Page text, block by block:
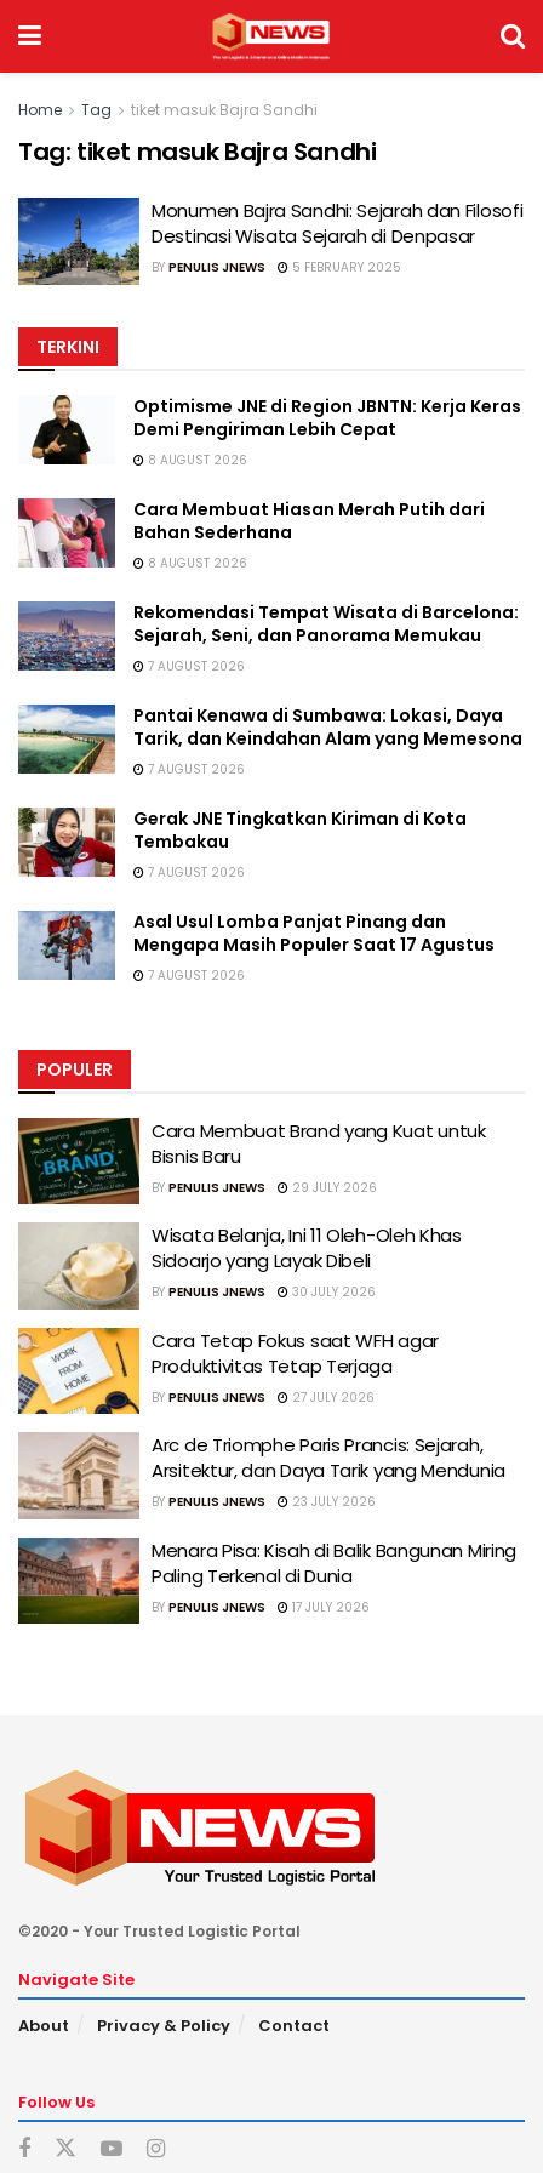
Home Tag tiket masuk Bajra Sandhi
Tag: tiket masuk Bajra Sandhi
Monumen Bajra Sandhi: Sejarah dan Filosofi
Destinasi Wisata Sejarah di Denpasar
BY PENULIS JNEWS 5 FEBRUARY 2025
TERKINI
Optimisme JNE di Region JBNTN: Kerja Keras
Demi Pengiriman Lebih Cepat
8 AUGUST 2026
Cara Membuat Hiasan Merah Putih dari
Bahan Sederhana
8 AUGUST 2026
Rekomendasi Tempat Wisata di Barcelona:
Sejarah, Seni, dan Panorama Memukau
7 AUGUST 2026
Pantai Kenawa di Sumbawa: Lokasi, Daya
Tarik, dan Keindahan Alam yang Memesona
7 AUGUST 2026
Gerak JNE Tingkatkan Kiriman di Kota
Tembakau
7 AUGUST 2026
Asal Usul Lomba Panjat Pinang dan
Mengapa Masih Populer Saat 17 Agustus
7 AUGUST 2026
POPULER
Cara Membuat Brand yang Kuat untuk
Bisnis Baru
BY PENULIS JNEWS 29 JULY 2026
Wisata Belanja, Ini 11 Oleh-Oleh Khas
Sidoarjo yang Layak Dibeli
BY PENULIS JNEWS 30 JULY 2026
Cara Tetap Fokus saat WFH agar
Produktivitas Tetap Terjaga
BY PENULIS JNEWS 27 JULY 2026
Arc de Triomphe Paris Prancis: Sejarah,
Arsitektur, dan Daya Tarik yang Mendunia
BY PENULIS JNEWS 23 JULY 2026
Menara Pisa: Kisah di Balik Bangunan Miring
Paling Terkenal di Dunia
BY PENULIS JNEWS 17 JULY 2026
©2020 - Your Trusted Logistic Portal
Navigate Site
About
Privacy & Policy Contact
Follow Us